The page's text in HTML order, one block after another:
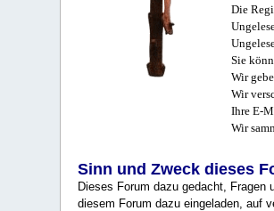
Die
Sie
Wir
Wir
Ihre E-
Wir
Sinn und Zweck dieses
Dieses Forum dazu gedacht,
diesem Forum dazu eingeladen, auf